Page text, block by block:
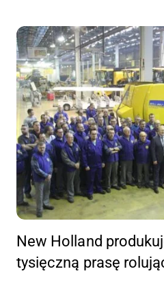
New Holland
tysięczną prasę